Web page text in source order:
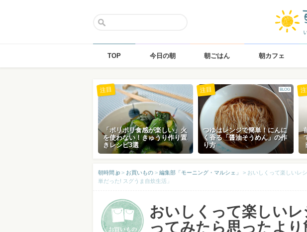
TOP 今日の朝 朝ごはん 朝カフェ
「ポリポリ食感が楽しい」火
を使わない！きゅうり作り置
きレシピ3選
注目 BLOG
つゆはレンジで簡単！にんに
く香る「醤油そうめん」の作
り方
注目
朝時間.jp > お買いもの > 編集部「モーニング・マルシェ」 > おいしくって楽しいレ
単だった! スグうま自炊生活」
おいしくって楽しいレ
ってみたら思ったよ